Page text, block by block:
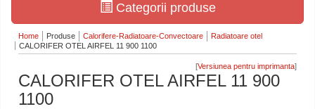
Categorii produse
Home Produse Calorifere-Radiatoare-Convectoare
Radiatoare otel
CALORIFER OTEL AIRFEL 11 900 1100
[ ]
CALORIFER OTEL AIRFEL 11 900
1100